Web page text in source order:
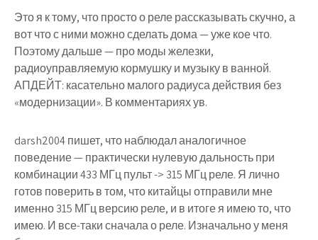
Это я к тому, что просто о реле рассказывать скучно, а
вот что с ними можно сделать дома — уже кое что.
Поэтому дальше — про моды железки,
радиоуправляемую кормушку и музыку в ванной.
АПДЕЙТ: касательно малого радиуса действия без
«модернизации». В комментариях ув.
darsh2004 пишет, что наблюдал аналогичное
поведение — практически нулевую дальность при
комбинации 433 МГц пульт -> 315 МГц реле. Я лично
готов поверить в том, что китайцы отправили мне
именно 315 МГц версию реле, и в итоге я имею то, что
имею. И все-таки сначала о реле. Изначально у меня